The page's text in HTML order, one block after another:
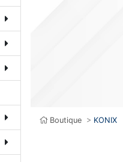
Boutique > KONIX